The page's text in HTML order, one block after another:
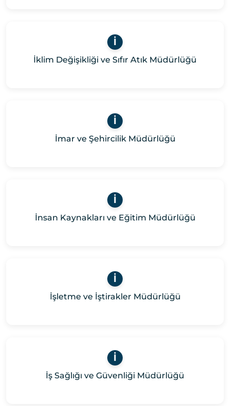
İ
İklim Değişikliği ve Sıfır Atık Müdürlüğü
İ
İmar ve Şehircilik Müdürlüğü
İ
İnsan Kaynakları ve Eğitim Müdürlüğü
İ
İşletme ve İştirakler Müdürlüğü
İ
İş Sağlığı ve Güvenliği Müdürlüğü